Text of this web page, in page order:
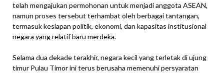
telah mengajukan permohonan untuk menjadi anggota ASEAN,
namun proses tersebut terhambat oleh berbagai tantangan,
termasuk kesiapan politik, ekonomi, dan kapasitas institusional
negara yang relatif baru merdeka.
Selama dua dekade terakhir, negara kecil yang terletak di ujung
timur Pulau Timor ini terus berusaha memenuhi persyaratan